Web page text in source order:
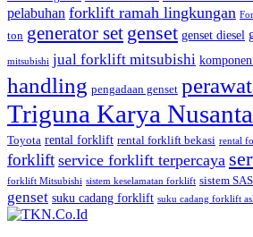
pelabuhan forklift ramah lingkungan
ton generator set genset genset diesel
mitsubishi jual forklift mitsubishi
handling pengadaan genset
Triguna Karya
Toyota rental forklift rental forklift bekasi rental
forklift service forklift terpercaya
forklift Mitsubishi sistem keselamatan forklift sistem
genset suku cadang forklift suku cadang forklift